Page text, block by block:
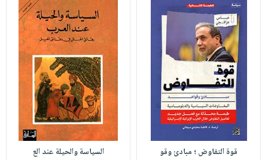
قوة التفاوض ؛ مبادئ وقو
السياسة والحيلة عند الع